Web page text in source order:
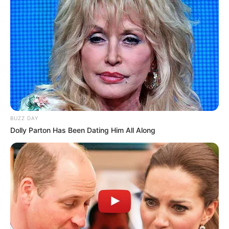
पर जब इंटरव्यू में पूछते हैं, .
आपकी सैलरी एक्सपेक्टेशन क्या है?
तो जवाब देते हैं, जो आप देंगे, वही मंजूर है। .
. नौकरी के लिए भटकते हैं,
हर दिन नई उम्मीद लेकर जाते हैं। .
पर जब निराशा हाथ लगती है,
तो शायरी लिखकर दिल बहलाते हैं .
. नौकरी के लिए जतन करते हैं, .
रोज नई तैयारी करते हैं।
पर जब इंटरव्यू में पूछते हैं, .
आपकी सैलरी एक्सपेक्टेशन क्या है?
तो जवाब देते हैं, जो आप देंगे, वही मंजूर है
. नौकरी के लिए भटकते हैं, .
हर दिन नई उम्मीद लेकर जाते हैं। .
पर जब निराशा हाथ लगती है, .
तो शायरी लिखकर दिल बहलाते हैं।
nokri job shayari in hindi हंसी-मजाक के साथ
BUZZ DAY
Dolly Parton Has Been Dating Him All Along